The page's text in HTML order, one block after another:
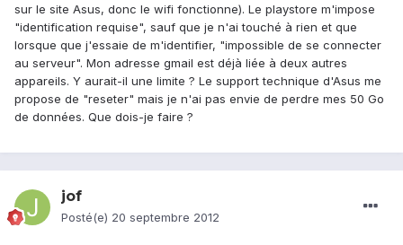
sur le site Asus, donc le wifi fonctionne). Le playstore m'impose
"identification requise", sauf que je n'ai touché à rien et que
lorsque que j'essaie de m'identifier, "impossible de se connecter
au serveur". Mon adresse gmail est déjà liée à deux autres
appareils. Y aurait-il une limite ? Le support technique d'Asus me
propose de "reseter" mais je n'ai pas envie de perdre mes 50 Go
de données. Que dois-je faire ?
jof
Posté(e) 20 septembre 2012